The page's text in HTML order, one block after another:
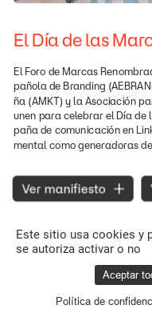
ElDíadelas
El Foro de Marcas
pañola de Branding
ña (AMKT) y la Asociación
unen para celebrar el Día de
paña de comunicación en
mental como generadoras de
Ver manifiesto
Este sitio usa cookies y
se autoriza activar o no
Aceptar
Política de